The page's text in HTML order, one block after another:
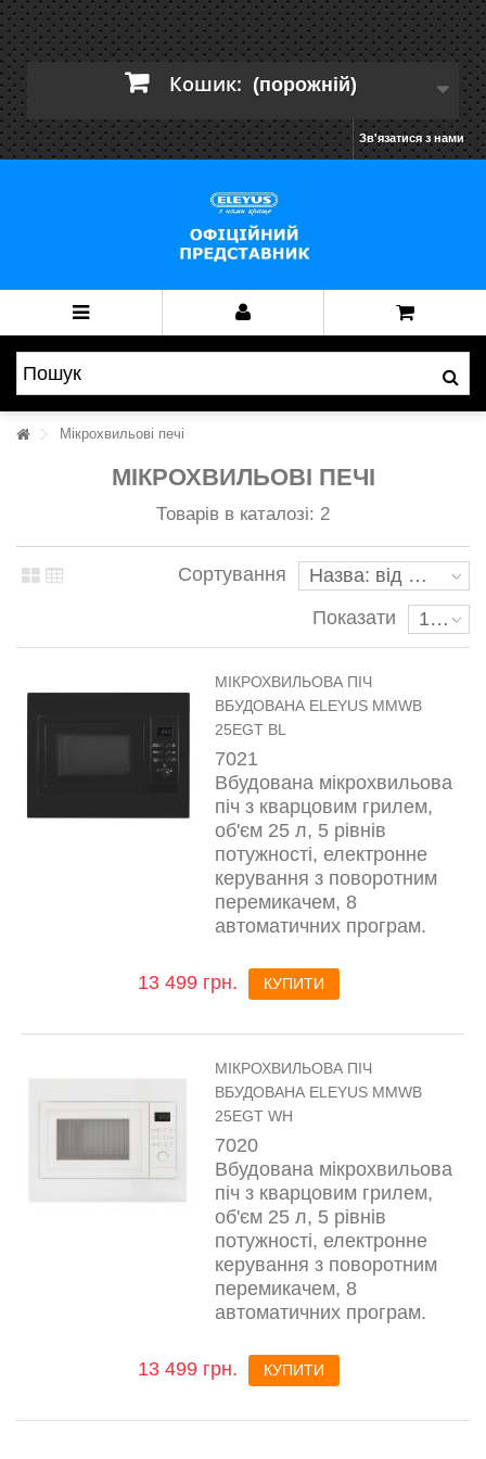
Кошик: (порожній)
Зв'язатися з нами
Мікрохвильові печі
МІКРОХВИЛЬОВІ ПЕЧІ
Товарів в каталозі: 2
Сортування
Назва: від А до Я
Показати
10
МІКРОХВИЛЬОВА ПІЧ
ВБУДОВАНА ELEYUS MMWB
25EGT BL
7021
Вбудована мікрохвильова
піч з кварцовим грилем,
об'єм 25 л, 5 рівнів
потужності, електронне
керування з поворотним
перемикачем, 8
автоматичних програм.
13 499 грн. КУПИТИ
МІКРОХВИЛЬОВА ПІЧ
ВБУДОВАНА ELEYUS MMWB
25EGT WH
7020
Вбудована мікрохвильова
піч з кварцовим грилем,
об'єм 25 л, 5 рівнів
потужності, електронне
керування з поворотним
перемикачем, 8
автоматичних програм.
13 499 грн. КУПИТИ